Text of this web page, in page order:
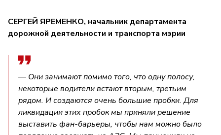
СЕРГЕЙ ЯРЕМЕНКО, начальник департамента
дорожной деятельности и транспорта мэрии
— Они занимают помимо того, что одну полосу,
некоторые водители встают вторым, третьим
рядом. И создаются очень большие пробки. Для
ликвидации этих пробок мы приняли решение
выставить фан-барьеры, чтобы нам можно было